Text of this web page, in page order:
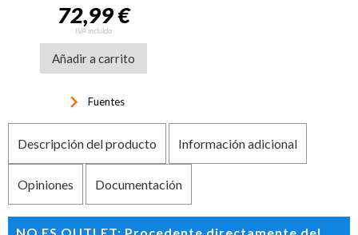
72,99 €
IVA incluido
Añadir a carrito
keyboard_arrow_right Fuentes
Descripción del producto Información adicional
Opiniones Documentación